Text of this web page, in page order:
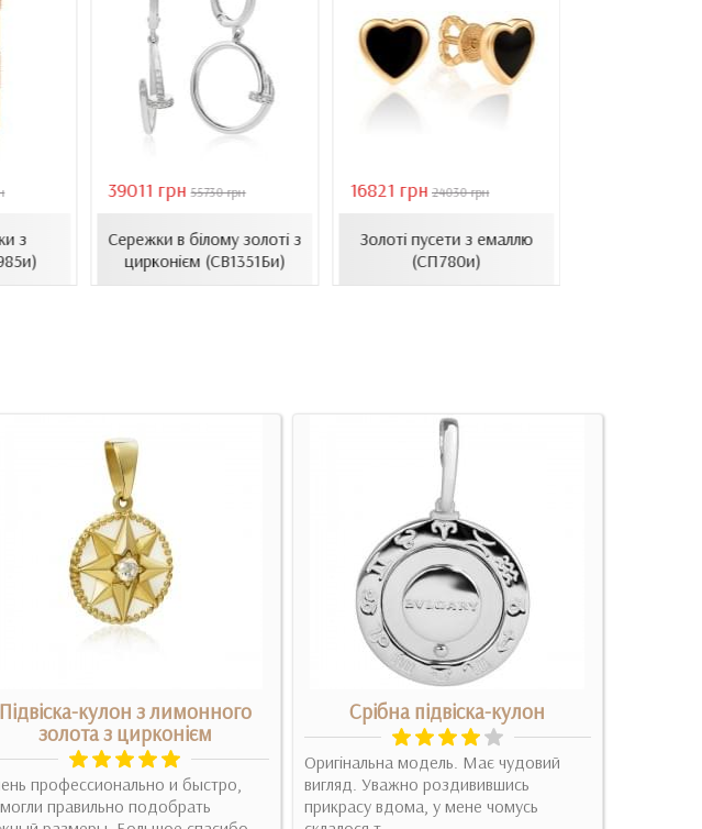
з
39011 грн 55730 грн
Сережки в білому золоті з
цирконієм (СВ1351Би)
16821 грн 24030 грн
Золоті пусети з емаллю
(СП780и)
Підвіска-кулон з лимонного
золота з цирконієм
профессионально и быстро,
правильно подобрать
Срібна підвіска-кулон
Оригінальна модель. Має чудовий
вигляд. Уважно роздивившись
прикрасу вдома, у мене чомусь